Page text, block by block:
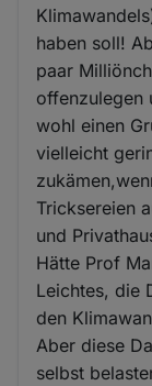
haben soll!
paar
offenzulegen
wohl einen
vielleicht
Tricksereien
und
Hätte Prof
Leichtes, die
den
Aber diese
selbst